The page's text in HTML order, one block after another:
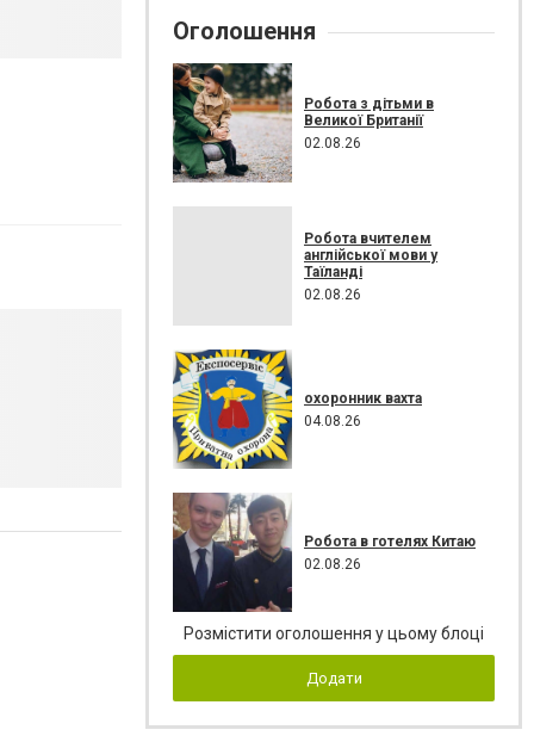
Оголошення
Робота з дітьми в
Великої Британії
02.08.26
Робота вчителем
англійської мови у
Таїланді
02.08.26
охоронник вахта
04.08.26
Робота в готелях Китаю
02.08.26
Розмістити оголошення у цьому блоці
Додати